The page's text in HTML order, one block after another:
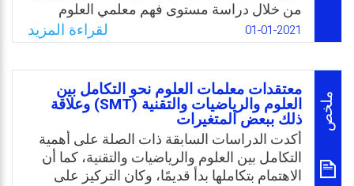
الحديثة المتطورة المتسارعة واكساب الطلاب
وتدريبهم على المهارات التكنولوجية والإبداعية
التي تتطلبها مقتضيات الثورة الصناعية الرابعة.
WhatsApp
Facebook
Twitter
Email
من خلال دراسة مستوى فهم معلمي العلوم
لطبيعة العلم، ولمستوى ممارسة معلمي العلوم
لطبيعة العلم وأبعادها انخفاض في مستوى فهم
معلمي العلوم لطبيعة العلم وأبعاده الفرعية
الستة، وهي: مفهوم العلم وطبيعته، وأهداف
المعرفة العلمية، وخصائصها، ونواتج العلم
وأشكال المعرفة العلمية، وأخلاقيات العلماء،
واختبار طبيعة العلم. وعليه، جاءت الدراسة
الحالية لاستقصاء درجة فهم وممارسة طبيعة
العلم لدى معلمي العلوم في مديرية تربية عجلون
01-01-2021 لقراءة المزيد
ملخص
معتقدات معلمات العلوم نحو التكامل بين
العلوم والرياضيات والتقنية (SMT) وعلاقة
ذلك ببعض المتغيرات
أكدت الدراسات السابقة ذات الصلة على أهمية
التكامل بين العلوم والرياضيات والتقنية، كما أن
الاهتمام بتكاملها بدأ قديمًا، وكان التركيز على